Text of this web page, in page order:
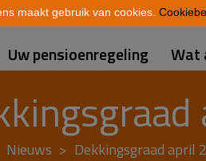
Uw pensioenregeling Wat
Nieuws Dekkingsgraad april
maakt gebruik van cookies.